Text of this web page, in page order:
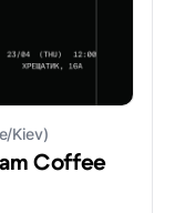
Kiev)
Coffee